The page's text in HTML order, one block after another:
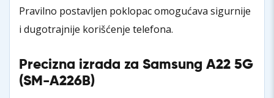
Pravilno postavljen poklopac omogućava sigurnije
i dugotrajnije korišćenje telefona.
Precizna izrada za Samsung A22 5G
(SM-A226B)